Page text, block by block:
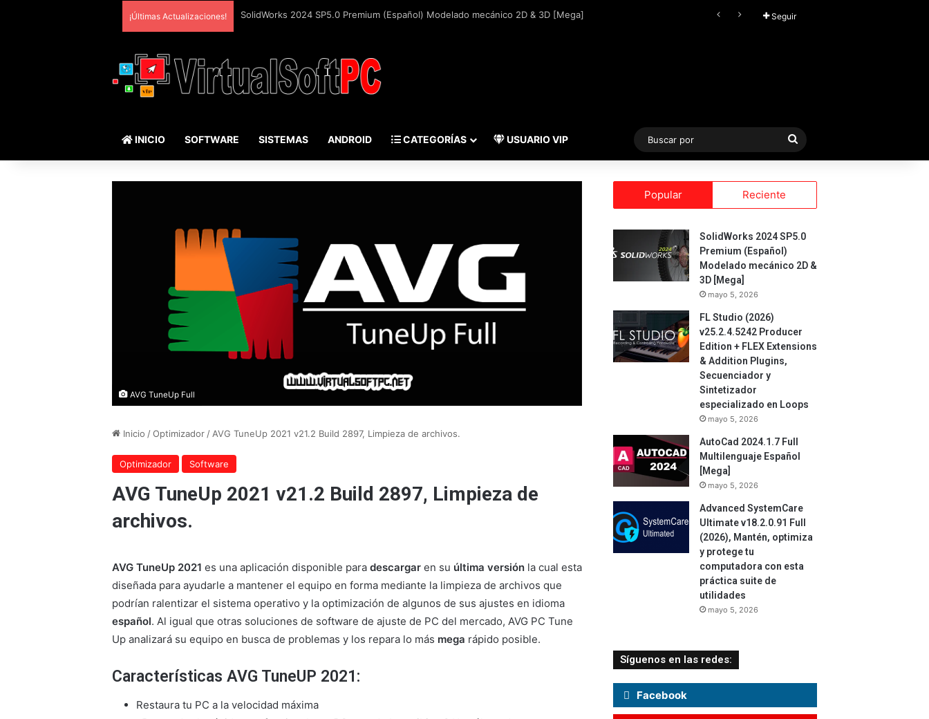
¡Últimas Actualizaciones! Seguir
INICIO SOFTWARE SISTEMAS ANDROID CATEGORÍAS USUARIO VIP
Buscar
por
AVG TuneUp Full
Inicio /Optimizador/AVG TuneUp 2021 v21.2 Build 2897, Limpieza de archivos.
Optimizador Software
AVG TuneUp 2021 v21.2 Build 2897, Limpieza de
archivos.
AVG TuneUp 2021 es una aplicación disponible para descargar en su última versión la cual esta
diseñada para ayudarle a mantener el equipo en forma mediante la limpieza de archivos que
podrían ralentizar el sistema operativo y la optimización de algunos de sus ajustes en idioma
español. Al igual que otras soluciones de software de ajuste de PC del mercado, AVG PC Tune
Up analizará su equipo en busca de problemas y los repara lo más mega rápido posible.
Características AVG TuneUP 2021:
Restaura tu PC a la velocidad máxima
Popular Reciente
SolidWorks 2024 SP5.0
Premium (Español)
Modelado mecánico 2D &
3D [Mega]
mayo 5, 2026
FL Studio (2026)
v25.2.4.5242 Producer
Edition + FLEX Extensions
& Addition Plugins,
Secuenciador y
Sintetizador
especializado en Loops
mayo 5, 2026
AutoCad 2024.1.7 Full
Multilenguaje Español
[Mega]
mayo 5, 2026
Advanced SystemCare
Ultimate v18.2.0.91 Full
(2026), Mantén, optimiza
y protege tu
computadora con esta
práctica suite de
utilidades
mayo 5, 2026
Síguenos en las redes:
Facebook